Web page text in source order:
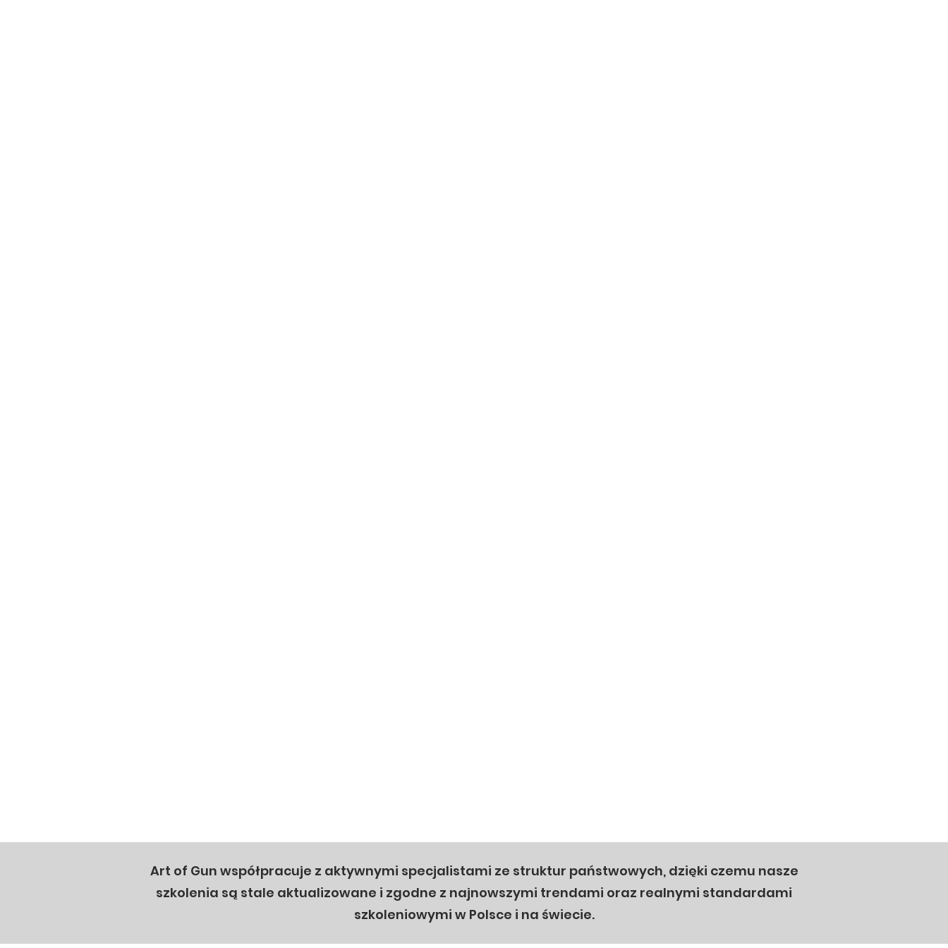
Art of Gun współpracuje z aktywnymi specjalistami ze struktur państwowych, dzięki czemu nasze
szkolenia są stale aktualizowane i zgodne z najnowszymi trendami oraz realnymi standardami
szkoleniowymi w Polsce i na świecie.